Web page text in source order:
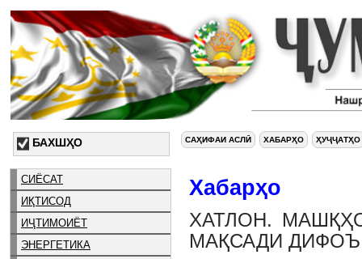
БАХШҲО
СИЁСАТ
ИҚТИСОД
ИҶТИМОИЁТ
ЭНЕРГЕТИКА
САҲИФАИ АСЛӢ ХАБАРҲО ҲУҶҶАТҲО
Хабарҳо
ХАТЛОН.
МАҚСАДИ ДИФОЪ